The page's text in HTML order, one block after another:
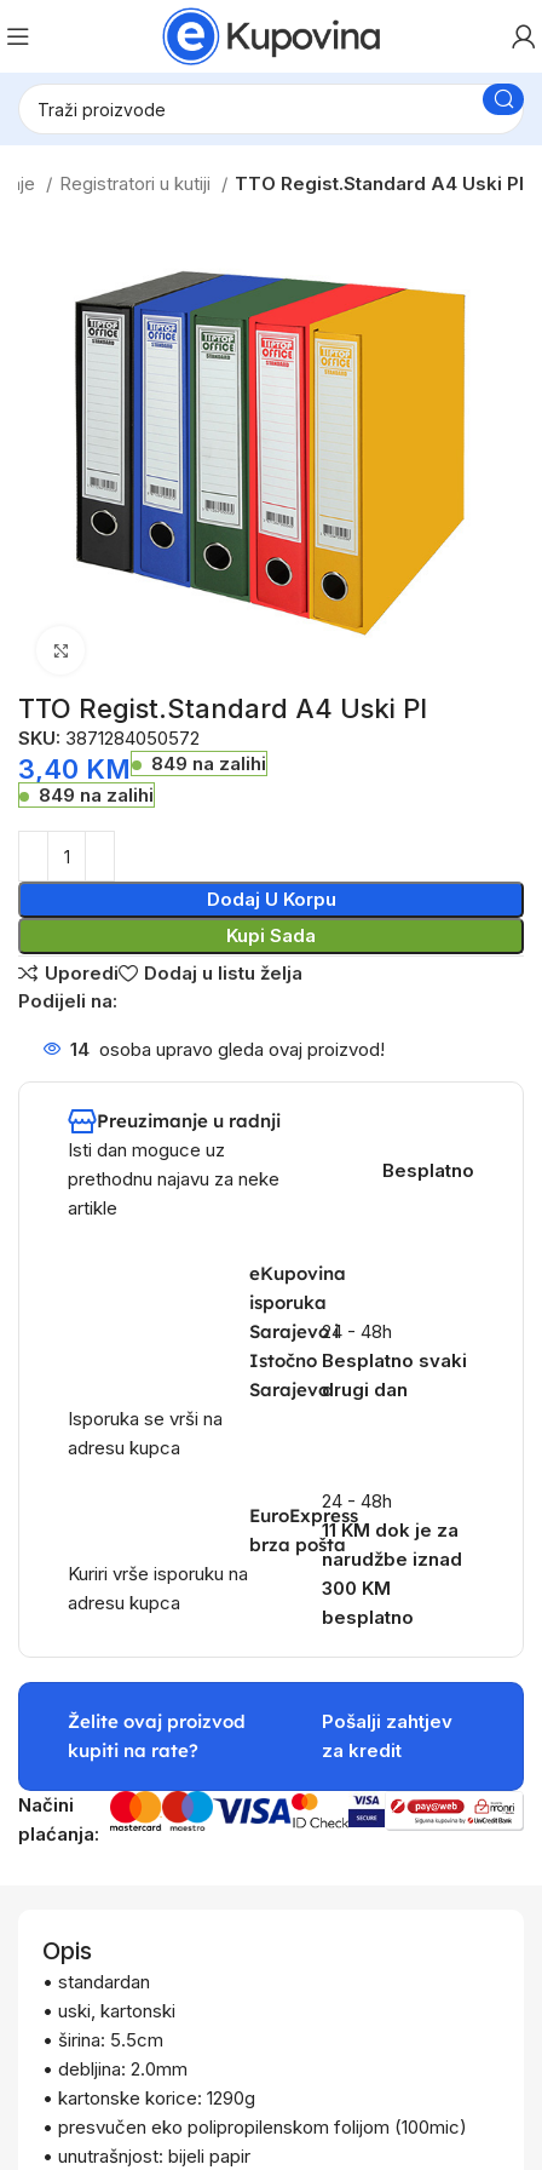
Registratori u kutiji TTO Regist.Standard A4 Uski Pl
TTO Regist.Standard A4 Uski Pl
SKU: 3871284050572
3,40 KM
849 na zalihi
849 na zalihi
Dodaj U Korpu
Kupi Sada
Uporedi
Dodaj u listu želja
Podijeli na:
14 osoba upravo gleda ovaj proizvod!
Preuzimanje u radnji
Isti dan moguce uz
prethodnu najavu za neke
artikle
Besplatno
eKupovina
isporuka
Sarajevo i
Istočno
Sarajevo
Isporuka se vrši na
adresu kupca
24 - 48h
Besplatno svaki
drugi dan
EuroExpress
brza pošta
Kuriri vrše isporuku na
adresu kupca
24 - 48h
11 KM dok je za
narudžbe iznad
300 KM
besplatno
Želite ovaj proizvod
kupiti na rate?
Pošalji zahtjev
za kredit
Načini
plaćanja:
Opis
• standardan
• uski, kartonski
• širina: 5.5cm
• debljina: 2.0mm
• kartonske korice: 1290g
• presvučen eko polipropilenskom folijom (100mic)
• unutrašnjost: bijeli papir